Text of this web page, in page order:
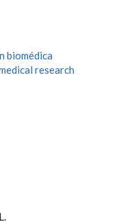
biomédica
research